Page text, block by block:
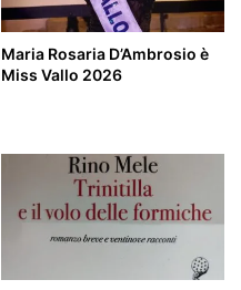
Maria Rosaria D’Ambrosio è
Miss Vallo 2026